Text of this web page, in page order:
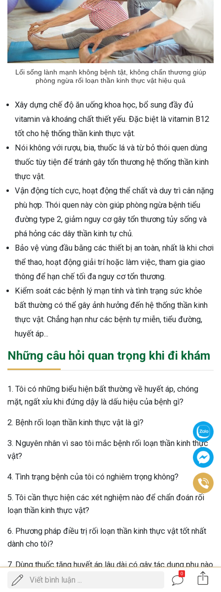
Lối sống lành mạnh không bệnh tật, không chấn thương giúp
phòng ngừa rối loạn thần kinh thực vật hiệu quả
Xây dựng chế độ ăn uống khoa học, bổ sung đầy đủ
vitamin và khoáng chất thiết yếu. Đặc biệt là vitamin B12
tốt cho hệ thống thần kinh thực vật.
Nói không với rượu, bia, thuốc lá và từ bỏ thói quen dùng
thuốc tùy tiện để tránh gây tổn thương hệ thống thần kinh
thực vật.
Vận động tích cực, hoạt động thể chất và duy trì cân nặng
phù hợp. Thói quen này còn giúp phòng ngừa bệnh tiểu
đường type 2, giảm nguy cơ gây tổn thương tủy sống và
phá hỏng các dây thần kinh tự chủ.
Bảo vệ vùng đầu bằng các thiết bị an toàn, nhất là khi chơi
thể thao, hoạt động giải trí hoặc làm việc, tham gia giao
thông để hạn chế tối đa nguy cơ tổn thương.
Kiểm soát các bệnh lý mạn tính và tình trạng sức khỏe
bất thường có thể gây ảnh hưởng đến hệ thống thần kinh
thực vật. Chẳng hạn như các bệnh tự miễn, tiểu đường,
huyết áp...
Những câu hỏi quan trọng khi đi khám
1. Tôi có những biểu hiện bất thường về huyết áp, chóng
mặt, ngất xỉu khi đứng dậy là dấu hiệu của bệnh gì?
2. Bệnh rối loạn thần kinh thực vật là gì?
3. Nguyên nhân vì sao tôi mắc bệnh rối loạn thần kinh thực
vật?
4. Tình trạng bệnh của tôi có nghiêm trọng không?
5. Tôi cần thực hiện các xét nghiệm nào để chẩn đoán rối
loạn thần kinh thực vật?
6. Phương pháp điều trị rối loạn thần kinh thực vật tốt nhất
dành cho tôi?
7. Dùng thuốc tăng huyết áp lâu dài có gây tác dụng phụ nào
không?Viết bình luận ...
0
Gọi
ĐẶT LỊCH KHÁM